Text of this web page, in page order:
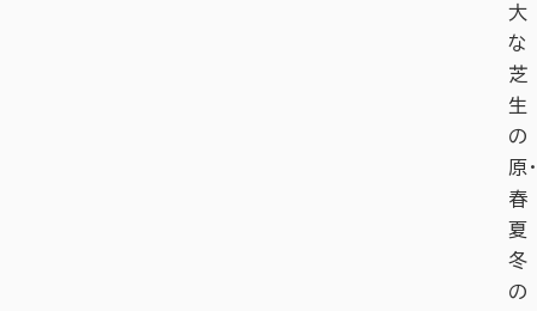
大
な
芝
生
の
原・
春
夏
冬
の